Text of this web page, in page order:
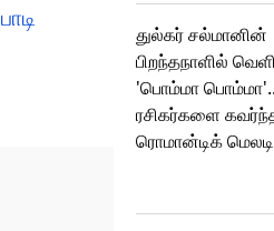
துல்கர் சல்மானின்
பிறந்தநாளில்
'பொம்மா
ரசிகர்களை
ரொமான்டிக்